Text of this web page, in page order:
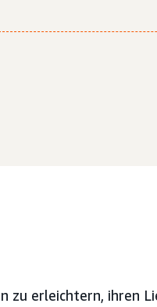
erleichtern, ihren